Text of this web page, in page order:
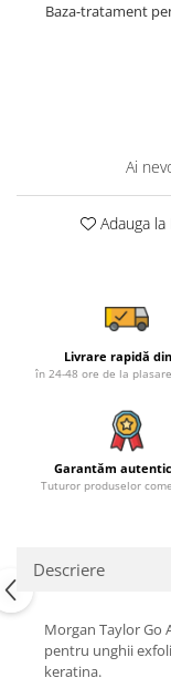
Baza-tratament
Ai
Adauga la
Livrare rapidă
în 24-48 ore de la
Garantăm
Tuturor produselor
Descriere
Morgan Taylor Go
pentru unghii
keratina.